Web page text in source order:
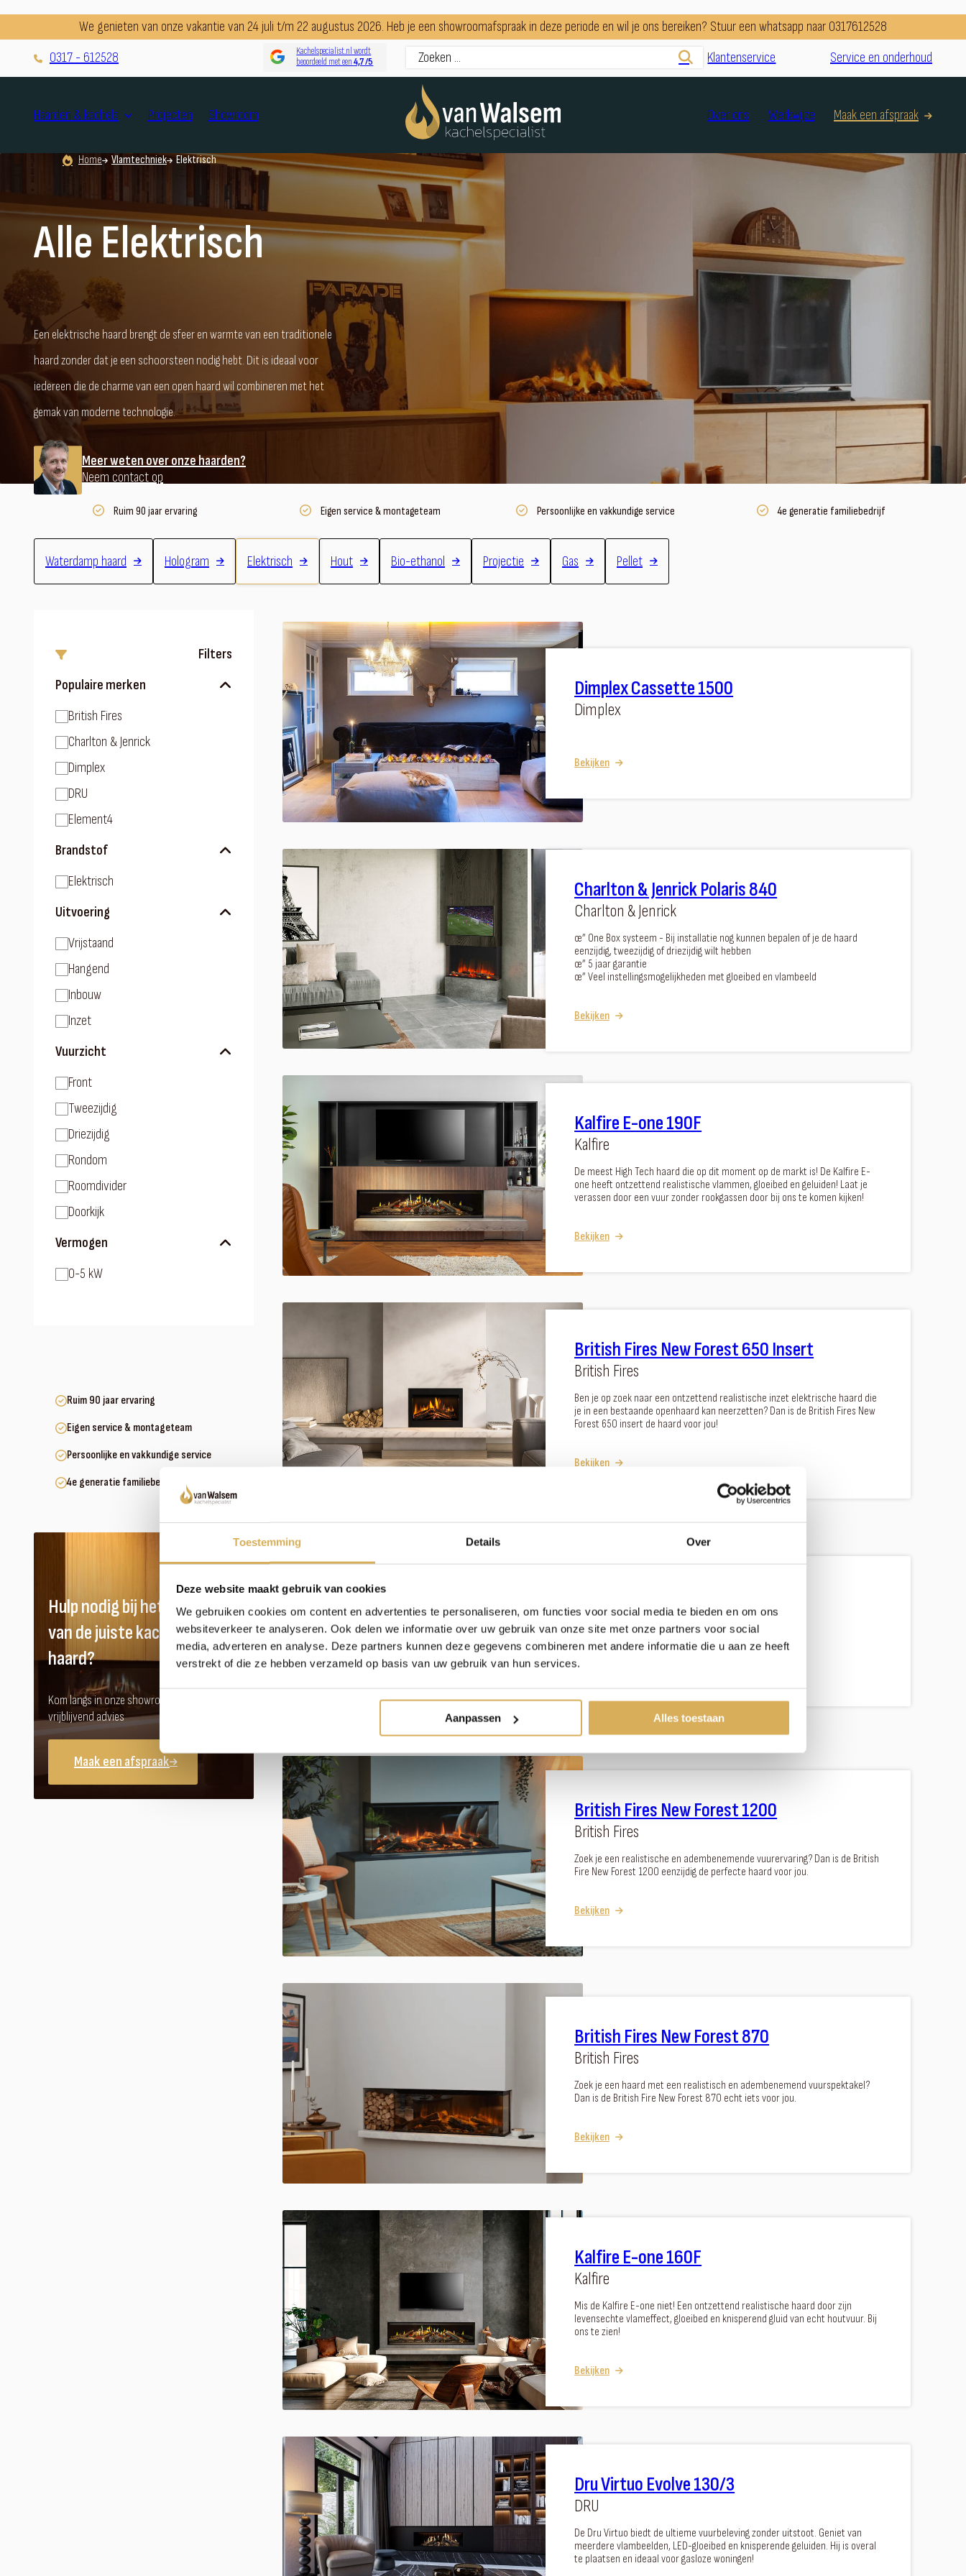
Toestemming Details Over
Deze website maakt gebruik van cookies
We gebruiken cookies om content en advertenties te personaliseren, om functies voor social media te bieden en om ons
websiteverkeer te analyseren. Ook delen we informatie over uw gebruik van onze site met onze partners voor social
media, adverteren en analyse. Deze partners kunnen deze gegevens combineren met andere informatie die u aan ze heeft
verstrekt of die ze hebben verzameld op basis van uw gebruik van hun services.
Aanpassen Alles toestaan
We genieten van onze vakantie van 24 juli t/m 22 augustus 2026. Heb je een showroomafspraak in deze periode en wil je ons bereiken? Stuur een whatsapp naar 0317612528
0317 - 612528
Kachelspecialist.nl wordt
beoordeeld met een4,7 /5 Klantenservice Service en onderhoud
Haarden & kachels Projecten Showroom Over ons Werkwijze Maak een afspraak
Home Vlamtechniek Elektrisch
Alle Elektrisch
Een elektrische haard brengt de sfeer en warmte van een traditionele
haard zonder dat je een schoorsteen nodig hebt. Dit is ideaal voor
iedereen die de charme van een open haard wil combineren met het
gemak van moderne technologie.
Meer weten over onze haarden?
Neem contact op
Ruim 90 jaar ervaring Eigen service & montageteam Persoonlijke en vakkundige service 4e generatie familiebedrijf
Waterdamp haard Hologram Elektrisch Hout Bio-ethanol Projectie Gas Pellet
Filters
Populaire merken
British Fires
Charlton & Jenrick
Dimplex
DRU
Element4
Brandstof
Elektrisch
Uitvoering
Vrijstaand
Hangend
Inbouw
Inzet
Vuurzicht
Front
Tweezijdig
Driezijdig
Rondom
Roomdivider
Doorkijk
Vermogen
0-5 kW
Ruim 90 jaar ervaring
Eigen service & montageteam
Persoonlijke en vakkundige service
4e generatie familiebedrijf
Hulp nodig bij het vinden
van de juiste kachel of
haard?
Kom langs in onze showroom voor
vrijblijvend advies
Maak een afspraak
Dimplex Cassette 1500
Dimplex
Bekijken
Charlton & Jenrick Polaris 840
Charlton & Jenrick
œ” One Box systeem - Bij installatie nog kunnen bepalen of je de haard
eenzijdig, tweezijdig of driezijdig wilt hebben
œ” 5 jaar garantie
œ” Veel instellingsmogelijkheden met gloeibed en vlambeeld
Bekijken
Kalfire E-one 190F
Kalfire
De meest High Tech haard die op dit moment op de markt is! De Kalfire E-
one heeft ontzettend realistische vlammen, gloeibed en geluiden! Laat je
verassen door een vuur zonder rookgassen door bij ons te komen kijken!
Bekijken
British Fires New Forest 650 Insert
British Fires
Ben je op zoek naar een ontzettend realistische inzet elektrische haard die
je in een bestaande openhaard kan neerzetten? Dan is de British Fires New
Forest 650 insert de haard voor jou!
Bekijken
Kalfire
Bekijken
British Fires New Forest 1200
British Fires
Zoek je een realistische en adembenemende vuurervaring? Dan is de British
Fire New Forest 1200 eenzijdig de perfecte haard voor jou.
Bekijken
British Fires New Forest 870
British Fires
Zoek je een haard met een realistisch en adembenemend vuurspektakel?
Dan is de British Fire New Forest 870 echt iets voor jou.
Bekijken
Kalfire E-one 160F
Kalfire
Mis de Kalfire E-one niet! Een ontzettend realistische haard door zijn
levensechte vlameffect, gloeibed en knisperend gluid van echt houtvuur. Bij
ons te zien!
Bekijken
Dru Virtuo Evolve 130/3
DRU
De Dru Virtuo biedt de ultieme vuurbeleving zonder uitstoot. Geniet van
meerdere vlambeelden, LED-gloeibed en knisperende geluiden. Hij is overal
te plaatsen en ideaal voor gasloze woningen!